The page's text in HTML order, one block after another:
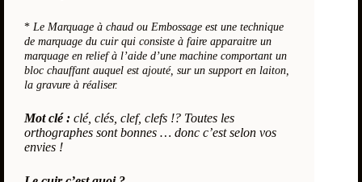
* Le Marquage à chaud ou Embossage est une technique
de marquage du cuir qui consiste à faire apparaitre un
marquage en relief à l’aide d’une machine comportant un
bloc chauffant auquel est ajouté, sur un support en laiton,
la gravure à réaliser.
Mot clé : clé, clés, clef, clefs !? Toutes les
orthographes sont bonnes … donc c’est selon vos
envies !